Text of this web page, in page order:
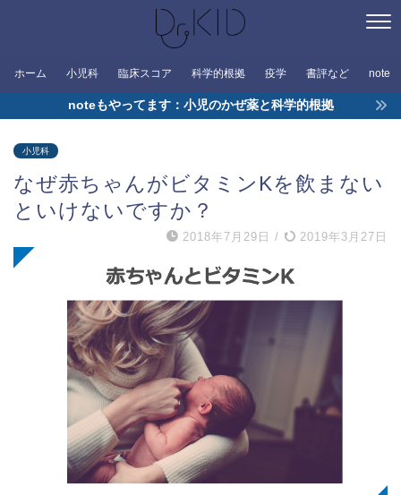
ホーム 小児科 臨床スコア 科学的根拠 疫学 書評など note
noteもやってます：小児のかぜ薬と科学的根拠
小児科
なぜ赤ちゃんがビタミンKを飲まない
といけないですか？
2018年7月29日 / 2019年3月27日